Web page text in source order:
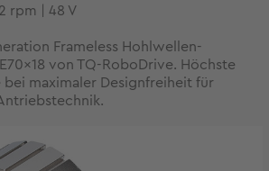
rpm | 48 V
Frameless Hohlwellen-
von TQ-RoboDrive. Höchste
maximaler Designfreiheit für